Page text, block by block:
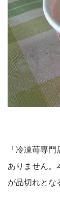
「冷凍苺専
ありません。
が品切れとな